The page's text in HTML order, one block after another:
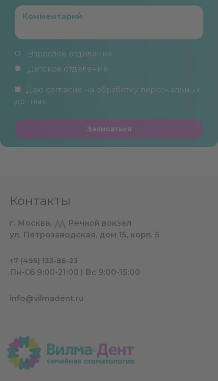
Взрослое отделение
Детское отделение
Даю согласие на обработку персональных
данных
Записаться
Контакты
г. Москва,
Речной вокзал
ул. Петрозаводская, дом 15, корп. 5
+7 (495) 133-86-23
Пн-Сб 9:00-21:00 | Вс 9:00-15:00
info@vilmadent.ru